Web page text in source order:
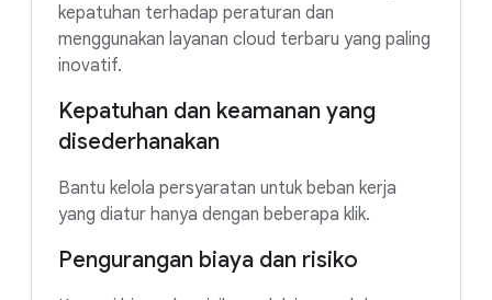
kepatuhan terhadap peraturan dan
menggunakan layanan cloud terbaru yang paling
inovatif.
Kepatuhan dan keamanan yang
disederhanakan
Bantu kelola persyaratan untuk beban kerja
yang diatur hanya dengan beberapa klik.
Pengurangan biaya dan risiko